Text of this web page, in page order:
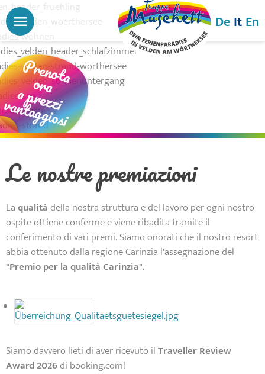
MENU DeItEn
Prenota
ora
a prezzi
vantaggiosi
Le nostre premiazioni
Laqualitàdella nostra struttura e del lavoro per ogni nostro
ospite ottiene conferme e viene ribadita tramite il
conferimento di vari premi. Siamo onorati che il nostro resort
abbia ottenuto dalla regione Carinzia l'assegnazione del
"Premio per la qualità Carinzia".
Siamo davvero lieti di aver ricevuto ilTraveller Review
Award 2026di booking.com!